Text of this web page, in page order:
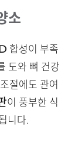
소
합성이 부족
도와 뼈 건강
절에도 관여
이 풍부한 식
니다.